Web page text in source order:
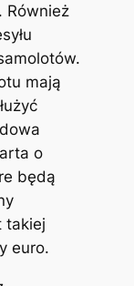
Również
mają
o
będą
takiej
euro.